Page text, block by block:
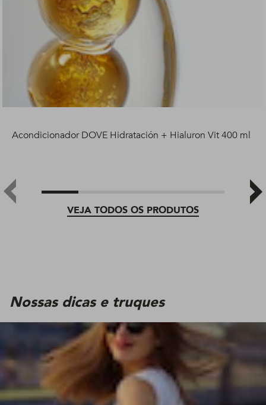
VEJA TODOS OS PRODUTOS
Acondicionador DOVE Hidratación + Hialuron Vit 400 ml
Nossas dicas e truques